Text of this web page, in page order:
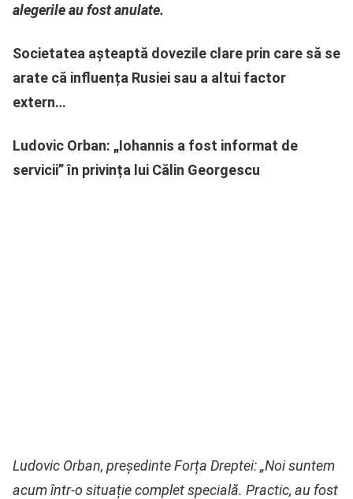
alegerile au fost anulate.
Societatea așteaptă dovezile clare prin care să se
arate că influența Rusiei sau a altui factor
extern…
Ludovic Orban: „Iohannis a fost informat de
servicii” în privința lui Călin Georgescu
Ludovic Orban, președinte Forța Dreptei: „Noi suntem
acum într-o situație complet specială. Practic, au fost